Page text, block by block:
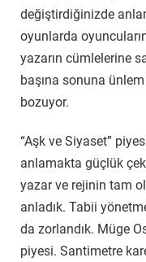
değiştirdiğinizde
oyunlarda
yazarın cümlelerine
başına sonuna
bozuyor.
“Aşk ve Siyaset”
anlamakta güçlük
yazar ve rejinin tam
anladık. Tabii
da zorlandık. Müge
piyesi. Santimetre